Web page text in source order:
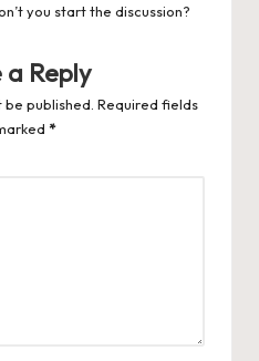
you start the discussion?
a Reply
be published. Required fields
*